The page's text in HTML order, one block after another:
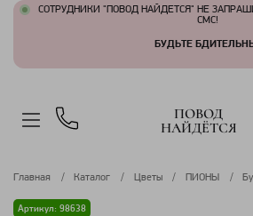
СОТРУДНИКИ "ПОВОД НАЙДЕТСЯ" НЕ
СМС!
БУДЬТЕ
ПОВОД
НАЙДЁТСЯ
Главная Каталог Цветы ПИОНЫ
Артикул: 98638